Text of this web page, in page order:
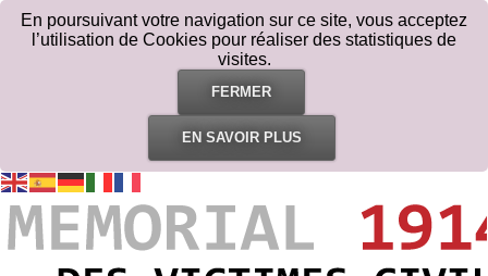
En poursuivant votre navigation sur ce site, vous acceptez
l’utilisation de Cookies pour réaliser des statistiques de
visites.
FERMER
EN SAVOIR PLUS